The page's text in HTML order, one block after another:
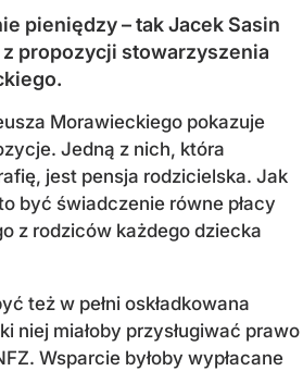
pieniędzy – tak Jacek Sasin
z propozycji stowarzyszenia
Morawieckiego pokazuje
Jedną z nich, która
jest pensja rodzicielska. Jak
być świadczenie równe płacy
z rodziców każdego dziecka
też w pełni oskładkowana
niej miałoby przysługiwać prawo
Wsparcie byłoby wypłacane